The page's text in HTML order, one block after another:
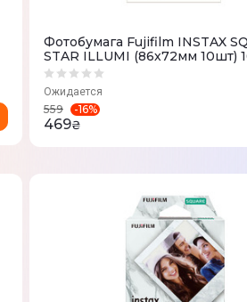
Фотобумага Fujifilm INSTAX
STAR ILLUMI (86х72мм 10шт)
Ожидается
559 -16%
469₴